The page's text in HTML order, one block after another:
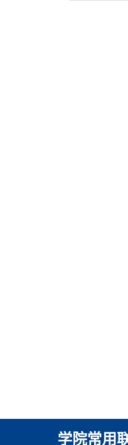
学院常用